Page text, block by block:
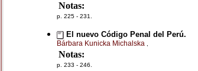
Notas:
p. 225 - 231.
El nuevo Código Penal del Perú.
Bárbara Kunicka Michalska
Notas:
p. 233 - 246.